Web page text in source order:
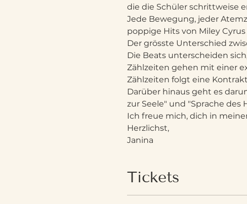
die die Schüler schrittweise
Jede Bewegung, jeder
poppige Hits von Miley
Der grösste Unterschied
Die Beats unterscheiden
Zählzeiten gehen mit einer
Zählzeiten folgt eine
Darüber hinaus geht es
zur Seele" und "Sprache des
Ich freue mich, dich in
Herzlichst,
Janina
Tickets